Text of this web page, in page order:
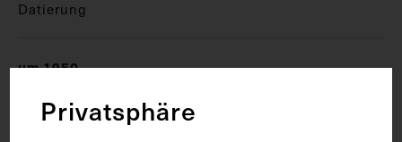
Datierung
um 1950
Privatsphäre